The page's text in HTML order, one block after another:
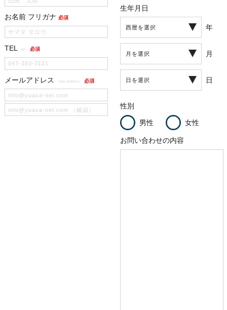
お名前 フリガナ 必須
TEL tel 必須
メールアドレス mail address 必須
生年月日
年
月
日
性別
男性 女性
お問い合わせの内容